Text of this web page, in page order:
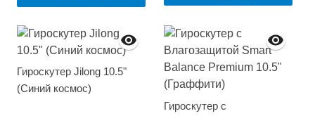
Гироскутер Jilong 10.5"
(Синий космос)
Гироскутер с